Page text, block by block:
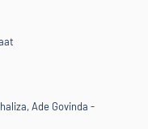
Ade Govinda -